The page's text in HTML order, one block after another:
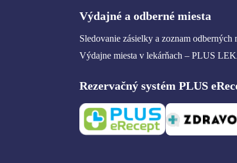
Výdajné a odberné miesta
Sledovanie zásielky a zoznam odberných
Výdajne miesta v lekárňach – PLUS
Rezervačný systém PLUS